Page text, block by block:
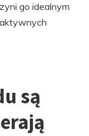
go idealnym
są